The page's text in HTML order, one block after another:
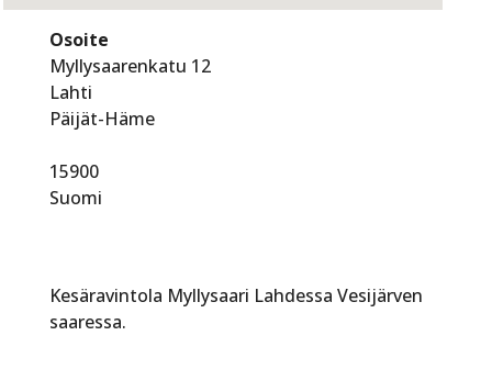
Osoite
Myllysaarenkatu 12
Lahti
Päijät-Häme
15900
Suomi
Kesäravintola Myllysaari Lahdessa Vesijärven
saaressa.